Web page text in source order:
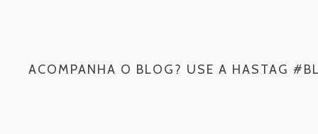
ACOMPANHA O BLOG? USE A HASTAG